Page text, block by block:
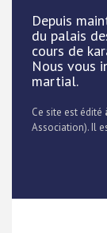
Depuis
du palais
cours de
Nous vous
martial.
Ce site est édité
Association). Il